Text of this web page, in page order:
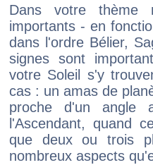
Dans votre thème
importants - en
dans l'ordre Bélier,
signes sont
votre Soleil s'y
cas : un amas de
proche d'un
l'Ascendant, quand
que deux ou trois
nombreux aspects